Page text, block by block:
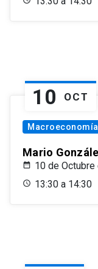
10 OCT
Macroeconomía
Mario
10 de Octubre
13:30 a 14:30